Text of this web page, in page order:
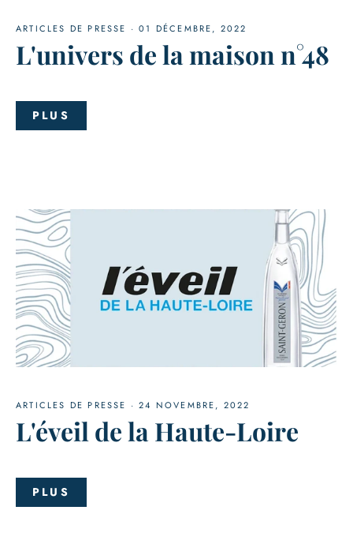
ARTICLES DE PRESSE ·01 DÉCEMBRE, 2022
L'univers de la maison n°48
PLUS
ARTICLES DE PRESSE ·24 NOVEMBRE, 2022
L'éveil de la Haute-Loire
PLUS